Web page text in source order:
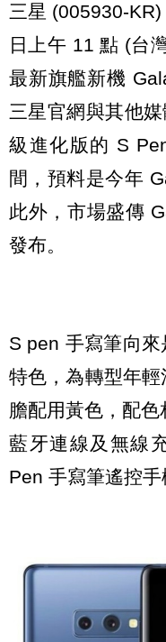
三星 (005930-
日上午 11 點 (台
最新旗艦新機
三星官網與其他
級進化版的 S
間，預料是今年
此外，市場盛傳
發布。
S pen 手寫筆向
特色，為轉型年
膽配用黃色，配
藍牙連線及無線
Pen 手寫筆遙控手